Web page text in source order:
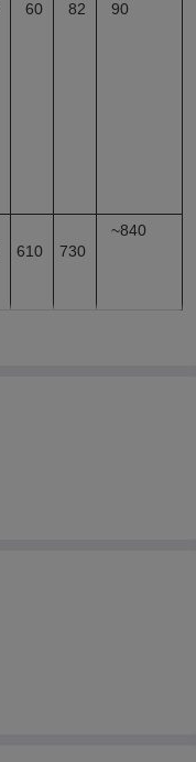
60 82 90
610 730
~840